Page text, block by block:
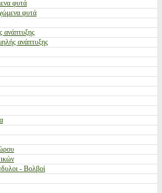
φυτά
φυτά
ανάπτυξης
ανάπτυξης
- Βολβοί